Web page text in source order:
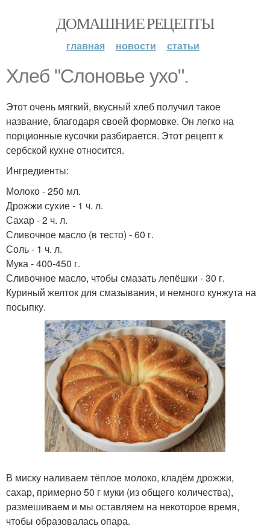
ДОМАШНИЕ РЕЦЕПТЫ
главная новости статьи
Хлеб "Слоновье ухо".
Этот очень мягкий, вкусный хлеб получил такое
название, благодаря своей формовке. Он легко на
порционные кусочки разбирается. Этот рецепт к
сербской кухне относится.
Ингредиенты:
Молоко - 250 мл.
Дрожжи сухие - 1 ч. л.
Сахар - 2 ч. л.
Сливочное масло (в тесто) - 60 г.
Соль - 1 ч. л.
Мука - 400-450 г.
Сливочное масло, чтобы смазать лепёшки - 30 г.
Куриный желток для смазывания, и немного кунжута на
посыпку.
В миску наливаем тёплое молоко, кладём дрожжи,
сахар, примерно 50 г муки (из общего количества),
размешиваем и мы оставляем на некоторое время,
чтобы образовалась опара.